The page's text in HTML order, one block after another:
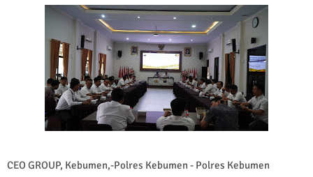
CEO GROUP, Kebumen,-Polres Kebumen - Polres Kebumen